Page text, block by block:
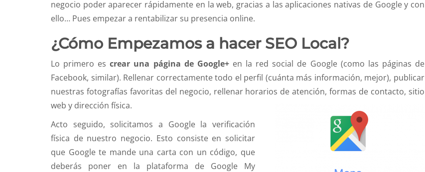
negocio poder aparecer rápidamente en la web, gracias a las aplicaciones nativas de Google y con
ello… Pues empezar a rentabilizar su presencia online.
¿Cómo Empezamos a hacer SEO Local?
Lo primero escrear una página de Google+en la red social de Google (como las páginas de
Facebook, similar). Rellenar correctamente todo el perfil (cuánta más información, mejor), publicar
nuestras fotografías favoritas del negocio, rellenar horarios de atención, formas de contacto, sitio
web y dirección física.
Acto seguido, solicitamos a Google la verificación
física de nuestro negocio. Esto consiste en solicitar
que Google te mande una carta con un código, que
deberás poner en la plataforma de Google My